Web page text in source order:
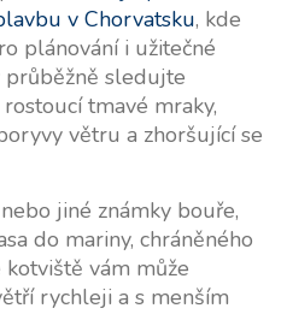
v Chorvatsku, kde
plánování i užitečné
průběžně sledujte
tmavé mraky,
větru a zhoršující se
jiné známky bouře,
do mariny, chráněného
vám může
rychleji a s menším